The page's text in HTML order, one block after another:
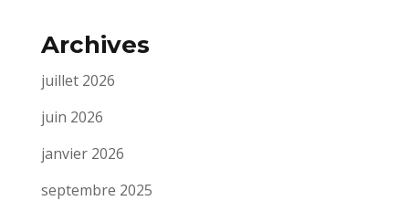
Archives
juillet 2026
juin 2026
janvier 2026
septembre 2025